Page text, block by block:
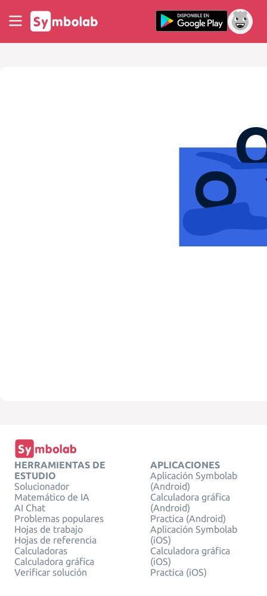
HERRAMIENTAS DE
ESTUDIO
Solucionador
Matemático de IA
AI Chat
Problemas populares
Hojas de trabajo
Hojas de referencia
Calculadoras
Calculadora gráfica
Verificar solución
APLICACIONES
Aplicación Symbolab
(Android)
Calculadora gráfica
(Android)
Practica (Android)
Aplicación Symbolab
(iOS)
Calculadora gráfica
(iOS)
Practica (iOS)